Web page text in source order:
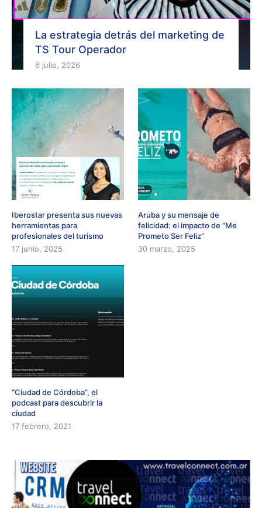
La estrategia detrás del marketing de
TS Tour Operador
6 julio, 2026
Iberostar presenta sus nuevas
herramientas para
profesionales del turismo
17 junio, 2025
Aruba y su mensaje de
felicidad: el impacto de “Me
Prometo Ser Feliz”
30 marzo, 2025
“Ciudad de Córdoba”, el
podcast para descubrir la
ciudad
17 febrero, 2021